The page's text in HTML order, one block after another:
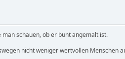
schauen, ob er bunt angemalt ist.
nicht weniger wertvollen Menschen